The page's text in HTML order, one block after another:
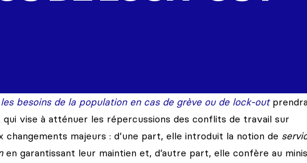
besoins de la population en cas de grève ou de lock-outprendra
vise à atténuer les répercussions des conflits de travail sur
changements majeurs : d’une part, elle introduit la notion de
en garantissant leur maintien et, d’autre part, elle confère au